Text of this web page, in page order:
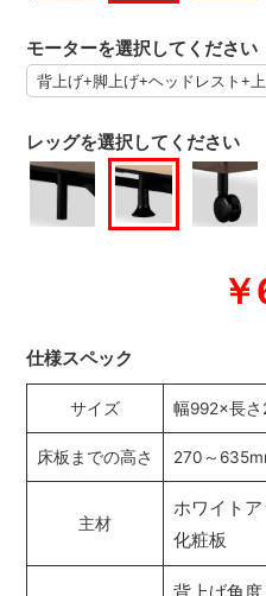
モーターを選択してください
レッグを選択してください
仕様スペック
サイズ 幅992×長
床板までの高さ 270～
主材
ホワイト
化粧板